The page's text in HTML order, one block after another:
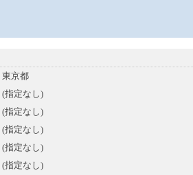
東京都
(指定なし)
(指定なし)
(指定なし)
(指定なし)
(指定なし)